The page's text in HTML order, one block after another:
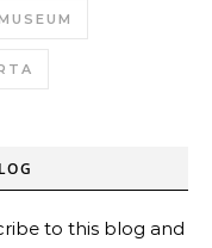
to this blog and